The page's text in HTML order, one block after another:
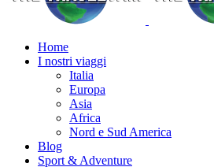
Home
I nostri viaggi
Italia
Europa
Asia
Africa
Nord e Sud America
Blog
Sport & Adventure